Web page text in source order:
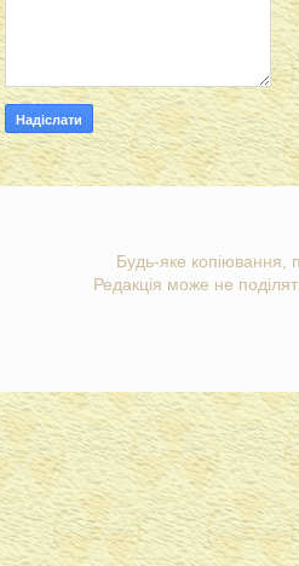
Будь-яке копіювання,
Редакція може не